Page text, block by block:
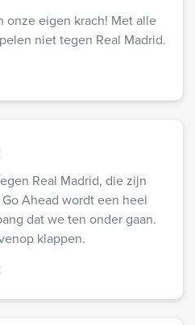
onze eigen krach! Met alle
niet tegen Real Madrid.
Real Madrid, die zijn
Ahead wordt een heel
dat we ten onder gaan.
klappen.